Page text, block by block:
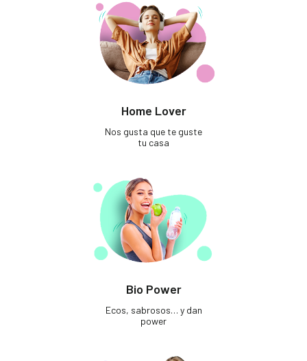
Home Lover
Nos gusta que te guste
tu casa
Bio Power
Ecos, sabrosos… y dan
power